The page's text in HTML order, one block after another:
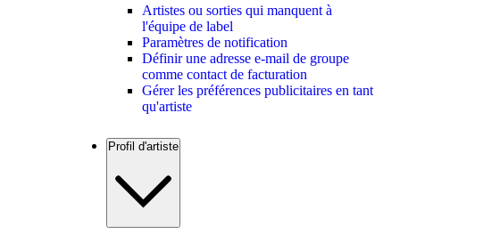
Artistes ou sorties qui manquent à
l'équipe de label
Paramètres de notification
Définir une adresse e-mail de groupe
comme contact de facturation
Gérer les préférences publicitaires en tant
qu'artiste
Profil d'artiste